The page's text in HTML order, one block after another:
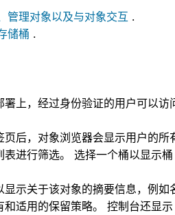
管理对象以及与对象交互 .
储桶 .
署上，经过身份验证的用户可以访
页后，对象浏览器会显示用户的所
进行筛选。 选择一个桶以显示桶
显示关于该对象的摘要信息，例如
适用的保留策略。 控制台还显示